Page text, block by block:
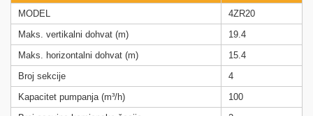
MODEL
4ZR20
Maks. vertikalni dohvat (m)
19.4
Maks. horizontalni dohvat (m)
15.4
Broj sekcije
4
Kapacitet pumpanja (m³/h)
100